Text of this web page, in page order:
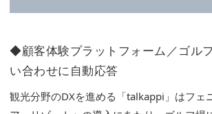
◆顧客体験プラットフォーム／ゴル
い合わせに自動応答
観光分野のDXを進める「talkappi」はフェ